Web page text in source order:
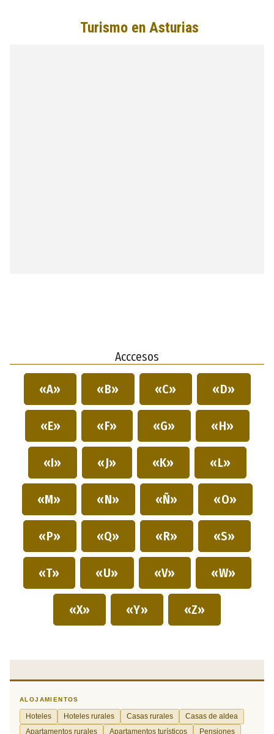
Acccesos
«A» «B» «C» «D»
«E» «F» «G» «H»
«I» «J» «K» «L»
«M» «N» «Ñ» «O»
«P» «Q» «R» «S»
«T» «U» «V» «W»
«X» «Y» «Z»